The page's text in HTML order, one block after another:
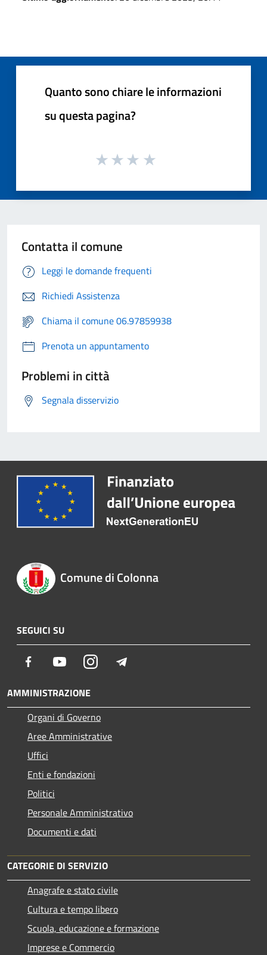
Quanto sono chiare le informazioni
su questa pagina?
Contatta il comune
Leggi le domande frequenti
Richiedi Assistenza
Chiama il comune 06.97859938
Prenota un appuntamento
Problemi in città
Segnala disservizio
Comune di Colonna
SEGUICI SU
Facebook YoutubeInstagram
AMMINISTRAZIONE
Organi di Governo
Aree Amministrative
Uffici
Enti e fondazioni
Politici
Personale Amministrativo
Documenti e dati
CATEGORIE DI SERVIZIO
Anagrafe e stato civile
Cultura e tempo libero
Scuola, educazione e formazione
Imprese e Commercio